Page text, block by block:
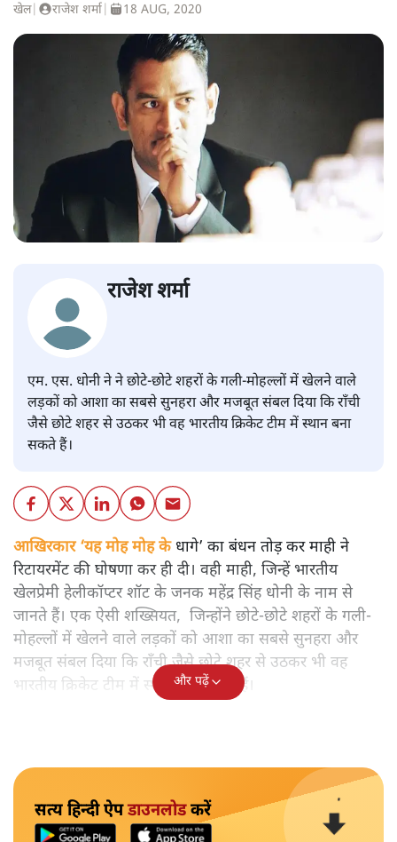
खेल| राजेश शर्मा 18 AUG, 2020
राजेश शर्मा
एम. एस. धोनी नेने छोटे-छोटे शहरों के गली-मोहल्लों में खेलने वाले
लड़कों को आशा का सबसे सुनहरा और मजबूत संबल दिया कि राँची
जैसे छोटे शहर से उठकर भी वह भारतीय क्रिकेट टीम में स्थान बना
सकते हैं।
आखिरकार ‘यह मोह मोह केधागे’ का बंधन तोड़ कर माही ने
रिटायरमेंट की घोषणा कर ही दी। वही माही, जिन्हें भारतीय
खेलप्रेमी हेलीकॉप्टर शॉट के जनक महेंद्र सिंह धोनी के नाम से
जानते हैं। एक ऐसी शख्सियत, जिन्होंने छोटे-छोटे शहरों के गली-
मोहल्लों में खेलने वाले लड़कों को आशा का सबसे सुनहरा और
मजबूत संबल दिया कि राँची जैसे छोटे शहर से उठकर भी वह
भारतीय क्रिकेट टीम में स्थान बना सकते हैं।
और पढ़ें
सत्य हिन्दी ऐपडाउनलोडकरें